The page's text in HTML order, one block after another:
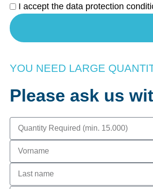
would
like
a
call
Datenschutz
I accept the data protection
YOU NEED LARGE
Please ask us
Required
quantity
First
name
Last
name